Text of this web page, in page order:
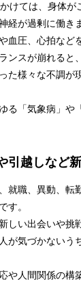
けては、身体が
経が過剰に働き
血圧、心拍など
ンスが崩れると
た様々な不調が
る「気象病」や
引越しなど
就職、異動、転
す。
しい出会いや挑
が気づかないう
や人間関係の構